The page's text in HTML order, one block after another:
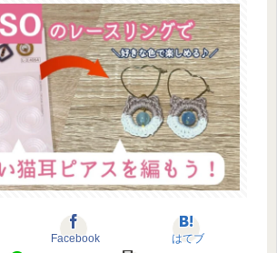
Facebook はてブ